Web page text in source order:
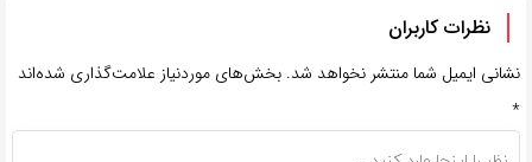
نظرات کاربران
نشانی ایمیل شما منتشر نخواهد شد. بخش‌های موردنیاز علامت‌گذاری شده‌اند
*